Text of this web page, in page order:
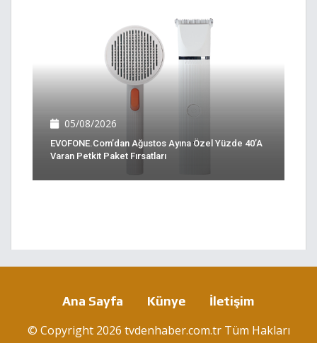
05/08/2026
EVOFONE.com’dan Ağustos Ayına Özel Yüzde 40’a
Varan Petkit Paket Fırsatları
Ana Sayfa Künye İletişim
© Copyright 2026 tvdenhaber.com.tr Tüm Hakları